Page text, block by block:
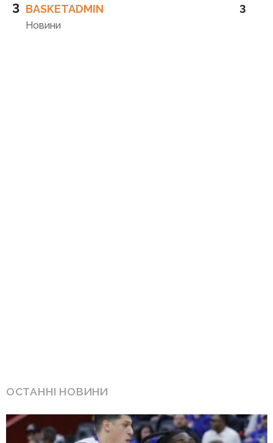
3 BASKETADMIN
Новини
3
ОСТАННІ НОВИНИ